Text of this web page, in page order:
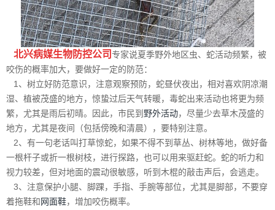
北兴病媒生物防控公司专家说夏季野外地区虫、蛇活动频繁，被
咬伤的概率加大，要做好一定的防范：
1、树立好防范意识，注意观察预防，蛇昼伏夜出，相对喜欢阴凉潮
湿、植被茂盛的地方，惊蛰过后天气转暖，毒蛇出来活动也将更为频
繁，尤其是雨后初晴。因此，市民到 野外活动，尽量少去草木茂盛的
地方，尤其是夜间（包括傍晚和清晨），要特别注意。
2、有一句老话叫打草惊蛇，如果不得不到草丛、树林等地，做好备
一根杆子或折一根树枝，进行探路，也可以用来驱赶蛇。蛇的听力和
视力较差，但对地面的震动很敏感，听到木棍的敲击声后，会逃走。
3、注意保护小腿、脚踝，手指、手腕等部位，尤其是脚部，不要穿
着拖鞋和网面鞋，增加咬伤概率。